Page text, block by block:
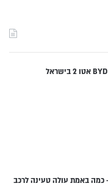
כמה באמת עולה טעינה לרכב